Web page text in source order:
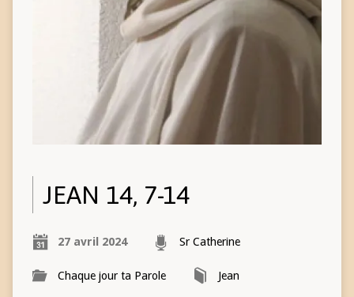
JEAN 14, 7-14
27 avril 2024 Sr Catherine
Chaque jour ta Parole Jean